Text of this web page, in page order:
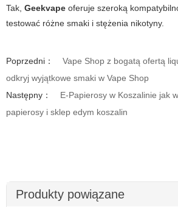
Tak, Geekvape oferuje szeroką
testować różne smaki i stężenia nikotyny.
Poprzedni：
Vape Shop z bogatą ofertą
odkryj wyjątkowe smaki w Vape Shop
Następny：
E-Papierosy w Koszalinie jak
papierosy i sklep edym koszalin
Produkty powiązane